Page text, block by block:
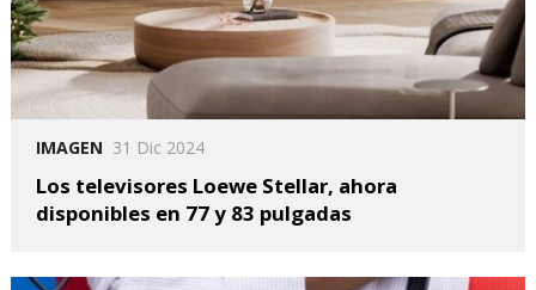
IMAGEN 31 Dic 2024
Los televisores Loewe Stellar, ahora
disponibles en 77 y 83 pulgadas